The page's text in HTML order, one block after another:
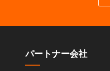
パートナー会社